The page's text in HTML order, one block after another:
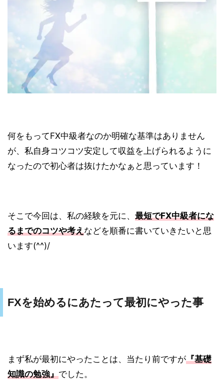
何をもってFX中級者なのか明確な基準はありません
が、私自身コツコツ安定して収益を上げられるように
なったので初心者は抜けたかなぁと思っています！
そこで今回は、私の経験を元に、 最短でFX中級者にな
るまでのコツや考えなどを順番に書いていきたいと思
います(^^)/
FXを始めるにあたって最初にやった事
まず私が最初にやったことは、当たり前ですが『基礎
知識の勉強』でした。